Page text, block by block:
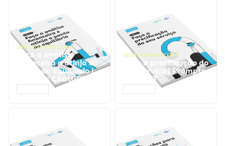
GESTÃO FINANCEIRA
Faça a análise
financeira e atinja o
ponto de equilíbrio |
Prompts ChatGPT
GESTÃO FINANCEIRA
Faça a precificação do
seu serviço | Prompts
ChatGPT